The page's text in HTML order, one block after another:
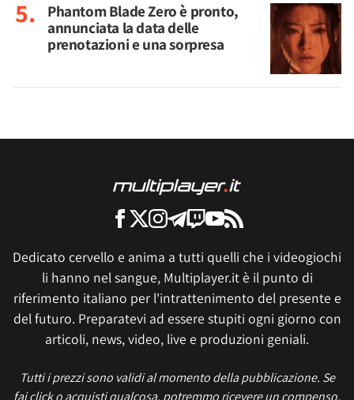
Phantom Blade Zero è pronto,
annunciata la data delle
prenotazioni e una sorpresa
Dedicato cervello e anima a tutti quelli che i videogiochi
li hanno nel sangue, Multiplayer.it è il punto di
riferimento italiano per l'intrattenimento del presente e
del futuro. Preparatevi ad essere stupiti ogni giorno con
articoli, news, video, live e produzioni geniali.
Tutti i prezzi sono validi al momento della pubblicazione. Se
fai click o acquisti qualcosa, potremmo ricevere un compenso.